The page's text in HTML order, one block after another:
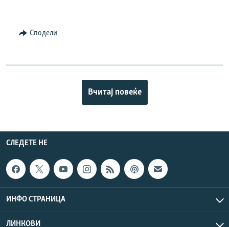
Сподели
Вчитај повеќе
СЛЕДЕТЕ НЕ
ИНФО СТРАНИЦА
ЛИНКОВИ